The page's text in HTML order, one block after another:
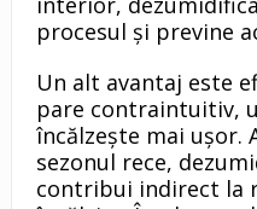
procesul și previne
Un alt avantaj este
pare contraintuitiv,
încălzește mai ușor.
sezonul rece,
contribui indirect la